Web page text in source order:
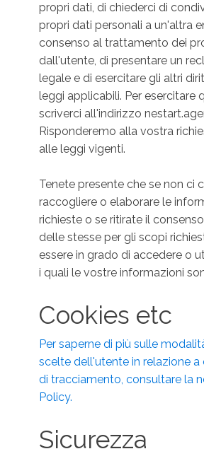
propri dati, di chiederci di
propri dati personali a un'altra
consenso al trattamento dei
dall'utente, di presentare un
legale e di esercitare gli altri
leggi applicabili. Per esercitare
scriverci all'indirizzo
Risponderemo alla vostra
alle leggi vigenti.
Tenete presente che se non ci
raccogliere o elaborare le
richieste o se ritirate il
delle stesse per gli scopi
essere in grado di accedere o
i quali le vostre informazioni
Cookies etc
Per saperne di più sulle
scelte dell'utente in relazione
di tracciamento, consultare la
Policy.
Sicurezza